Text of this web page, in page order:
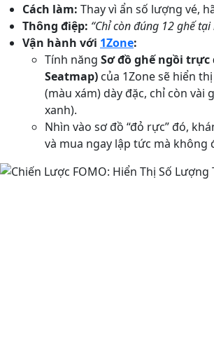
Cách làm: Thay vì ẩn số lượng vé,
Thông điệp: “Chỉ còn đúng 12 ghế tại
Vận hành với 1Zone:
Tính năng Sơ đồ ghế ngồi
Seatmap) của 1Zone sẽ hiển
(màu xám) dày đặc, chỉ còn vài
xanh).
Nhìn vào sơ đồ “đỏ rực” đó,
và mua ngay lập tức mà không